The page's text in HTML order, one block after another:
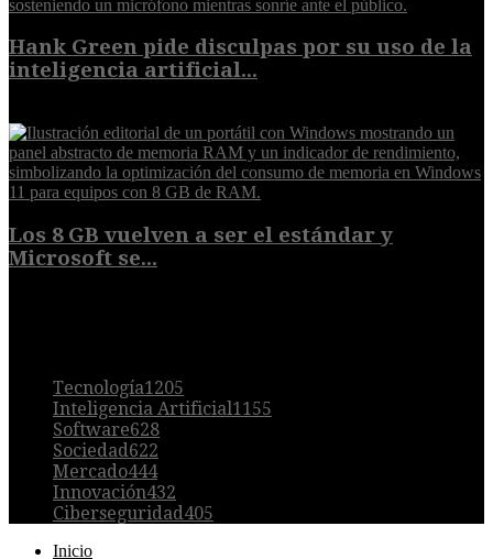
Hank Green pide disculpas por su uso de la
inteligencia artificial...
Los 8 GB vuelven a ser el estándar y
Microsoft se...
Tecnología1205
Inteligencia Artificial1155
Software628
Sociedad622
Mercado444
Innovación432
Ciberseguridad405
Inicio